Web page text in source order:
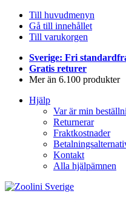
Till huvudmenyn
Gå till innehållet
Till varukorgen
Sverige: Fri
Gratis returer
Mer än 6.100 produkter
Hjälp
Var är min
Returnerar
Fraktkostnader
Kontakt
Alla hjälpämnen